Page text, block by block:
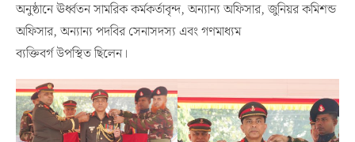
অনুষ্ঠানে ঊর্ধ্বতন সামরিক কর্মকর্তাবৃন্দ, অন্যান্য অফিসার, জুনিয়র কমিশন্ড
অফিসার, অন্যান্য পদবির সেনাসদস্য এবং গণমাধ্যম
ব্যক্তিবর্গ উপস্থিত ছিলেন।